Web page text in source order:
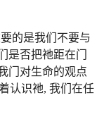
的是我们不要与
是否把祂距在门
门对生命的观点
认识祂, 我们在任